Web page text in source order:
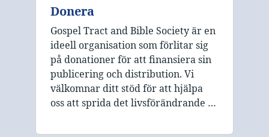
Donera
Gospel Tract and Bible Society är en
ideell organisation som förlitar sig
på donationer för att finansiera sin
publicering och distribution. Vi
välkomnar ditt stöd för att hjälpa
oss att sprida det livsförändrande …